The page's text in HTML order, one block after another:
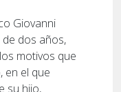
Giovanni
dos años,
motivos que
en el que
su hijo,